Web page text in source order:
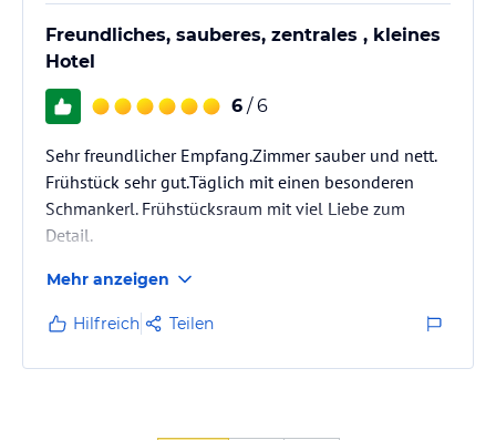
Freundliches, sauberes, zentrales , kleines
Hotel
6 / 6
Sehr freundlicher Empfang.Zimmer sauber und nett.
Frühstück sehr gut.Täglich mit einen besonderen
Schmankerl. Frühstücksraum mit viel Liebe zum
Detail.
Mehr anzeigen
Hilfreich Teilen